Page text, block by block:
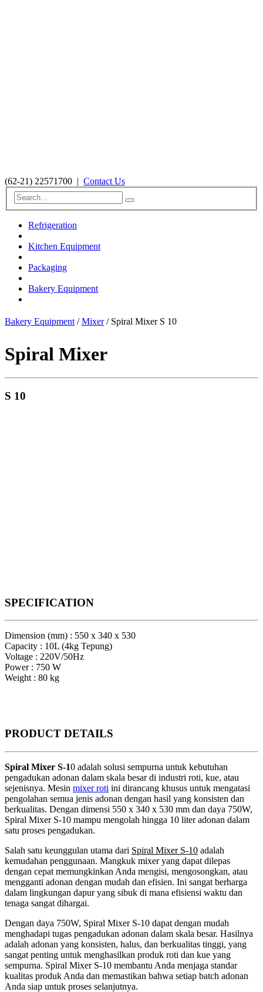
(62-21) 22571700 | Contact Us
Refrigeration
Kitchen Equipment
Packaging
Bakery Equipment
Bakery Equipment /Mixer/ Spiral Mixer S 10
Spiral Mixer
S 10
SPECIFICATION
Dimension (mm) : 550 x 340 x 530
Capacity : 10L (4kg Tepung)
Voltage : 220V/50Hz
Power : 750 W
Weight : 80 kg
PRODUCT DETAILS
Spiral Mixer S-10 adalah solusi sempurna untuk kebutuhan
pengadukan adonan dalam skala besar di industri roti, kue, atau
sejenisnya. Mesin mixer roti ini dirancang khusus untuk mengatasi
pengolahan semua jenis adonan dengan hasil yang konsisten dan
berkualitas. Dengan dimensi 550 x 340 x 530 mm dan daya 750W,
Spiral Mixer S-10 mampu mengolah hingga 10 liter adonan dalam
satu proses pengadukan.
Salah satu keunggulan utama dari Spiral Mixer S-10 adalah
kemudahan penggunaan. Mangkuk mixer yang dapat dilepas
dengan cepat memungkinkan Anda mengisi, mengosongkan, atau
mengganti adonan dengan mudah dan efisien. Ini sangat berharga
dalam lingkungan dapur yang sibuk di mana efisiensi waktu dan
tenaga sangat dihargai.
Dengan daya 750W, Spiral Mixer S-10 dapat dengan mudah
menghadapi tugas pengadukan adonan dalam skala besar. Hasilnya
adalah adonan yang konsisten, halus, dan berkualitas tinggi, yang
sangat penting untuk menghasilkan produk roti dan kue yang
sempurna. Spiral Mixer S-10 membantu Anda menjaga standar
kualitas produk Anda dan memastikan bahwa setiap batch adonan
Anda siap untuk proses selanjutnya.